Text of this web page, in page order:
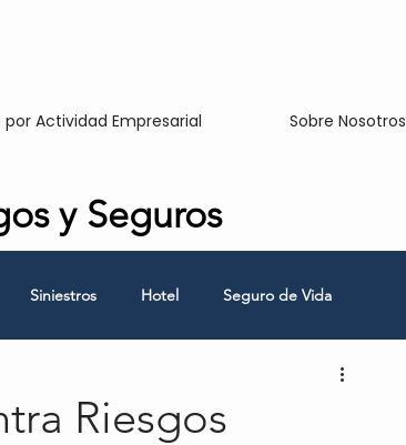
por Actividad Empresarial Sobre Nosotros
y Seguros
Siniestros Hotel Seguro de Vida
Riesgos